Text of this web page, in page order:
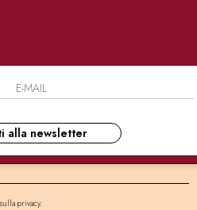
privacy.
alla newsletter